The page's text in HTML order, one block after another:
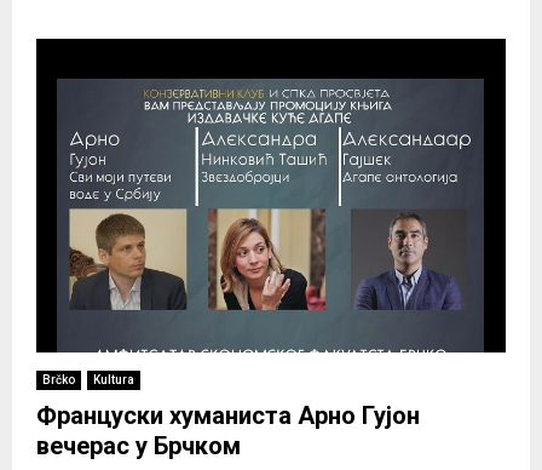
Brčko Kultura
Француски хуманиста Арно Гујон
вечерас у Брчком